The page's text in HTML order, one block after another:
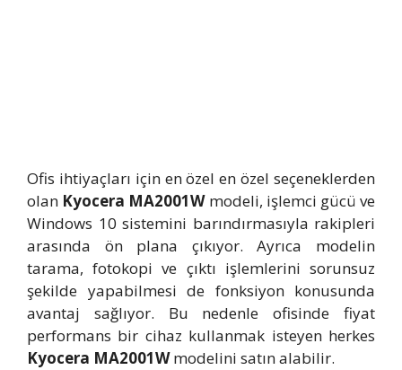
Ofis ihtiyaçları için en özel en özel seçeneklerden
olan Kyocera MA2001Wmodeli, işlemci gücü ve
Windows 10 sistemini barındırmasıyla rakipleri
arasında ön plana çıkıyor. Ayrıca modelin
tarama, fotokopi ve çıktı işlemlerini sorunsuz
şekilde yapabilmesi de fonksiyon konusunda
avantaj sağlıyor. Bu nedenle ofisinde fiyat
performans bir cihaz kullanmak isteyen herkes
Kyocera MA2001Wmodelini satın alabilir.